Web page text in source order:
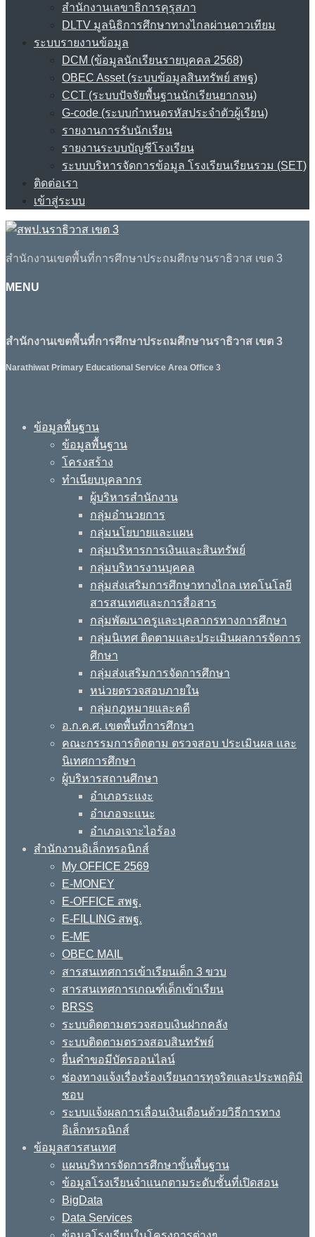
สำนักงานเลขาธิการคุรุสภา
DLTV มูลนิธิการศึกษาทางไกลผ่านดาวเทียม
ระบบรายงานข้อมูล
DCM (ข้อมูลนักเรียนรายบุคคล 2568)
OBEC Asset (ระบบข้อมูลสินทรัพย์ สพฐ)
CCT (ระบบปัจจัยพื้นฐานนักเรียนยากจน)
G-code (ระบบกำหนดรหัสประจำตัวผู้เรียน)
รายงานการรับนักเรียน
รายงานระบบบัญชีโรงเรียน
ระบบบริหารจัดการข้อมูล โรงเรียนเรียนรวม (SET)
ติดต่อเรา
เข้าสู่ระบบ
สำนักงานเขตพื้นที่การศึกษาประถมศึกษานราธิวาส เขต 3
MENU
สำนักงานเขตพื้นที่การศึกษาประถมศึกษานราธิวาส เขต 3
Narathiwat Primary Educational Service Area Office 3
ข้อมูลพื้นฐาน
ข้อมูลพื้นฐาน
โครงสร้าง
ทำเนียบบุคลากร
ผู้บริหารสำนักงาน
กลุ่มอำนวยการ
กลุ่มนโยบายและแผน
กลุ่มบริหารการเงินและสินทรัพย์
กลุ่มบริหารงานบุคคล
กลุ่มส่งเสริมการศึกษาทางไกล เทคโนโลยี
สารสนเทศและการสื่อสาร
กลุ่มพัฒนาครูและบุคลากรทางการศึกษา
กลุ่มนิเทศ ติดตามและประเมินผลการจัดการ
ศึกษา
กลุ่มส่งเสริมการจัดการศึกษา
หน่วยตรวจสอบภายใน
กลุ่มกฎหมายและคดี
อ.ก.ค.ศ. เขตพื้นที่การศึกษา
คณะกรรมการติดตาม ตรวจสอบ ประเมินผล และ
นิเทศการศึกษา
ผู้บริหารสถานศึกษา
อำเภอระแงะ
อำเภอจะแนะ
อำเภอเจาะไอร้อง
สำนักงานอิเล็กทรอนิกส์
My OFFICE 2569
E-MONEY
E-OFFICE สพฐ.
E-FILLING สพฐ.
E-ME
OBEC MAIL
สารสนเทศการเข้าเรียนเด็ก 3 ขวบ
สารสนเทศการเกณฑ์เด็กเข้าเรียน
BRSS
ระบบติดตามตรวจสอบเงินฝากคลัง
ระบบติดตามตรวจสอบสินทรัพย์
ยื่นคำขอมีบัตรออนไลน์
ช่องทางแจ้งเรื่องร้องเรียนการทุจริตและประพฤติมิ
ชอบ
ระบบแจ้งผลการเลื่อนเงินเดือนด้วยวิธีการทาง
อิเล็กทรอนิกส์
ข้อมูลสารสนเทศ
แผนบริหารจัดการศึกษาขั้นพื้นฐาน
ข้อมูลโรงเรียนจำแนกตามระดับชั้นที่เปิดสอน
BigData
Data Services